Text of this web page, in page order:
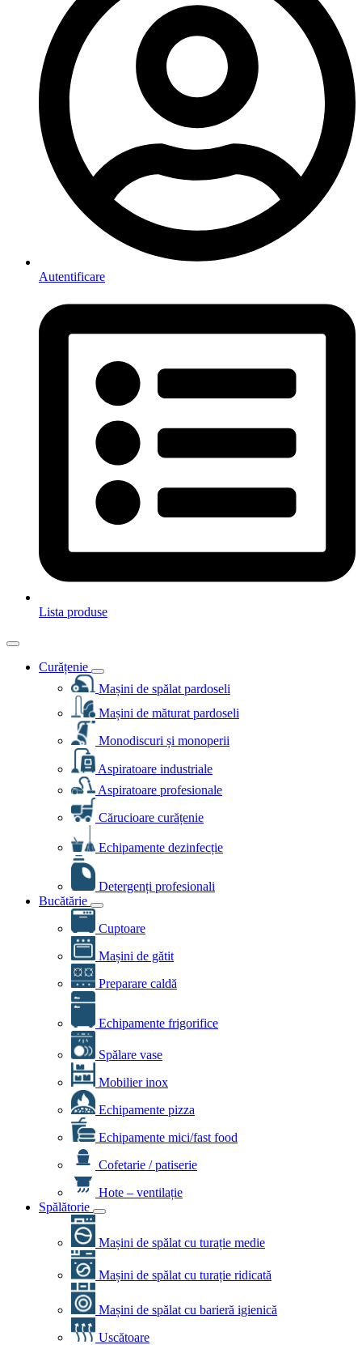
Autentificare
Lista produse
Curățenie
Mașini de spălat pardoseli
Mașini de măturat pardoseli
Monodiscuri și monoperii
Aspiratoare industriale
Aspiratoare profesionale
Cărucioare curățenie
Echipamente dezinfecție
Detergenți profesionali
Bucătărie
Cuptoare
Mașini de gătit
Preparare caldă
Echipamente frigorifice
Spălare vase
Mobilier inox
Echipamente pizza
Echipamente mici/fast food
Cofetarie / patiserie
Hote – ventilație
Spălătorie
Mașini de spălat cu turație medie
Mașini de spălat cu turație ridicată
Mașini de spălat cu barieră igienică
Uscătoare